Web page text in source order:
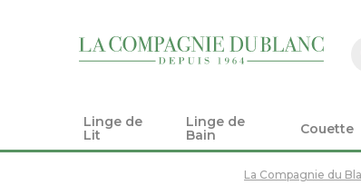
Linge de
Lit
Linge de
Bain
Couette
La Compagnie du